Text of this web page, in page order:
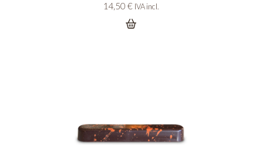
14,50 € IVA incl.